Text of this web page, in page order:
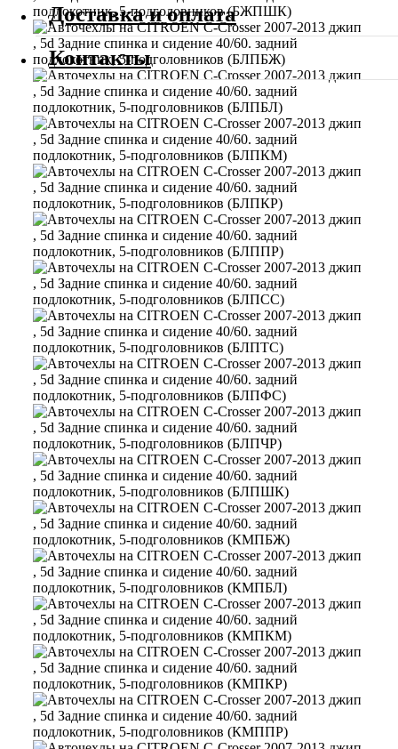
Доставка и оплата
Контакты